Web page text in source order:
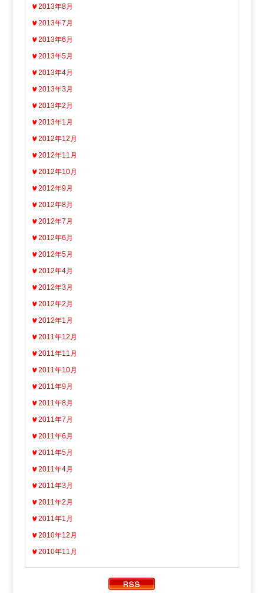
2013年8月
2013年7月
2013年6月
2013年5月
2013年4月
2013年3月
2013年2月
2013年1月
2012年12月
2012年11月
2012年10月
2012年9月
2012年8月
2012年7月
2012年6月
2012年5月
2012年4月
2012年3月
2012年2月
2012年1月
2011年12月
2011年11月
2011年10月
2011年9月
2011年8月
2011年7月
2011年6月
2011年5月
2011年4月
2011年3月
2011年2月
2011年1月
2010年12月
2010年11月